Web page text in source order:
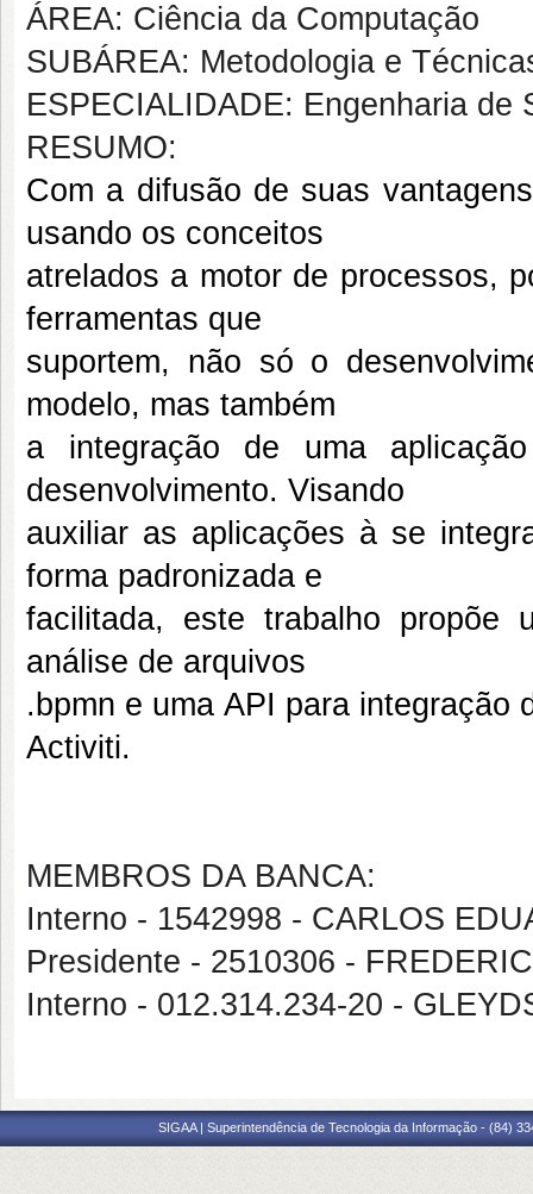
ÁREA: Ciência da Computação
SUBÁREA: Metodologia e
ESPECIALIDADE: Engenharia de
RESUMO:
Com a difusão de suas
usando os conceitos
atrelados a motor de processos,
ferramentas que
suportem, não só o
modelo, mas também
a integração de uma
desenvolvimento. Visando
auxiliar as aplicações à se
forma padronizada e
facilitada, este trabalho propõe
análise de arquivos
.bpmn e uma API para integração
Activiti.
MEMBROS DA BANCA:
Interno - 1542998 - CARLOS
Presidente - 2510306 -
Interno - 012.314.234-20 -
SIGAA | Superintendência de Tecnologia da Informação - (84)